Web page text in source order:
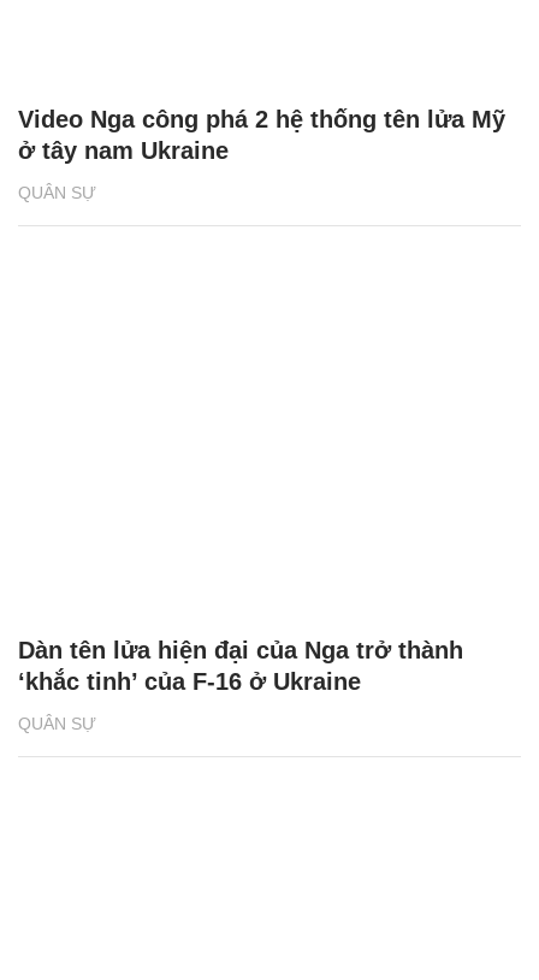
QUÂN SỰ
Video Nga công phá 2 hệ thống tên lửa Mỹ
ở tây nam Ukraine
QUÂN SỰ
Dàn tên lửa hiện đại của Nga trở thành
‘khắc tinh’ của F-16 ở Ukraine